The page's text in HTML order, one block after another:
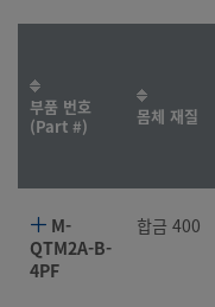
부품 번호
(Part #)
몸체 재질
M-
QTM2A-B-
4PF
합금 400